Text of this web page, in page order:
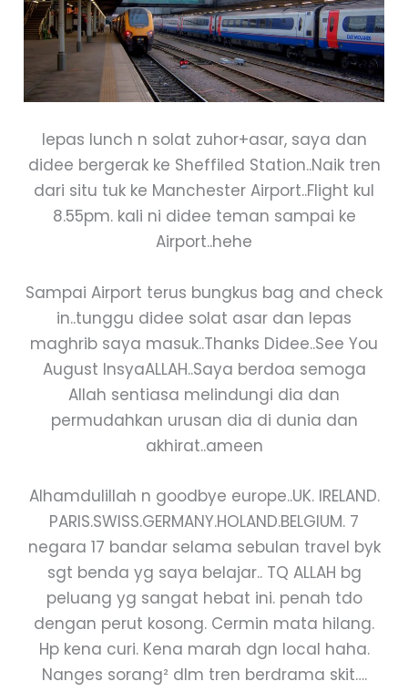
lepas lunch n solat zuhor+asar, saya dan
didee bergerak ke Sheffiled Station..Naik tren
dari situ tuk ke Manchester Airport..Flight kul
8.55pm. kali ni didee teman sampai ke
Airport..hehe
Sampai Airport terus bungkus bag and check
in..tunggu didee solat asar dan lepas
maghrib saya masuk..Thanks Didee..See You
August InsyaALLAH..Saya berdoa semoga
Allah sentiasa melindungi dia dan
permudahkan urusan dia di dunia dan
akhirat..ameen
Alhamdulillah n goodbye europe..UK. IRELAND.
PARIS.SWISS.GERMANY.HOLAND.BELGIUM. 7
negara 17 bandar selama sebulan travel byk
sgt benda yg saya belajar.. TQ ALLAH bg
peluang yg sangat hebat ini. penah tdo
dengan perut kosong. Cermin mata hilang.
Hp kena curi. Kena marah dgn local haha.
Nanges sorang² dlm tren berdrama skit….